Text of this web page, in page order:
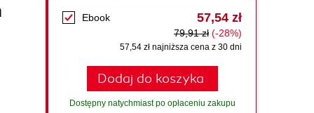
Ebook 57,54 zł
79,91 zł (-28%)
57,54 zł najniższa cena z 30 dni
Dodaj do koszyka
Dostępny natychmiast po opłaceniu zakupu